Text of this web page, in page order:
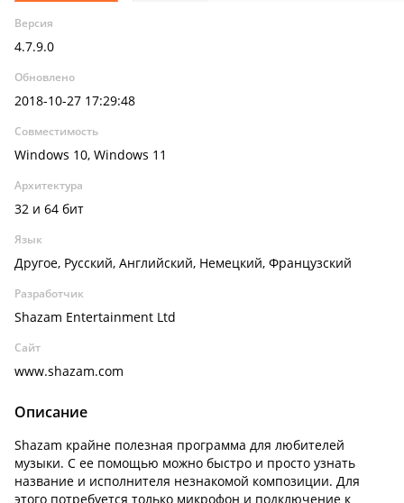
Версия
4.7.9.0
Обновлено
2018-10-27 17:29:48
Совместимость
Windows 10, Windows 11
Архитектура
32 и 64 бит
Язык
Другое, Русский, Английский, Немецкий, Французский
Разработчик
Shazam Entertainment Ltd
Сайт
www.shazam.com
Описание
Shazam крайне полезная программа для любителей
музыки. С ее помощью можно быстро и просто узнать
название и исполнителя незнакомой композиции. Для
этого потребуется только микрофон и подключение к